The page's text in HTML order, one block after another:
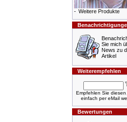
- Weitere Produkte
Sie mich
News zu
Artikel
Weiterempfehlen
Empfehlen Sie diesen
einfach per eMail
Bewertungen